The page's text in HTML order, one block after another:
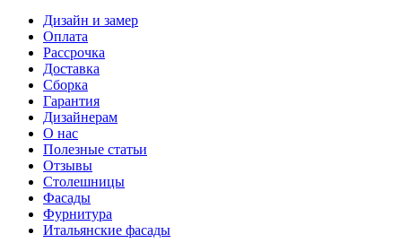
Дизайн и замер
Оплата
Рассрочка
Доставка
Сборка
Гарантия
Дизайнерам
О нас
Полезные статьи
Отзывы
Столешницы
Фасады
Фурнитура
Итальянские фасады